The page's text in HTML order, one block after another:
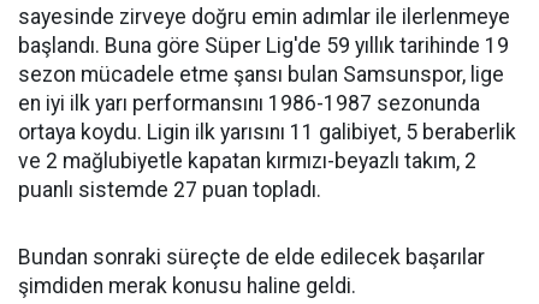
sayesinde zirveye doğru emin adımlar ile ilerlenmeye
başlandı. Buna göre Süper Lig'de 59 yıllık tarihinde 19
sezon mücadele etme şansı bulan Samsunspor, lige
en iyi ilk yarı performansını 1986-1987 sezonunda
ortaya koydu. Ligin ilk yarısını 11 galibiyet, 5 beraberlik
ve 2 mağlubiyetle kapatan kırmızı-beyazlı takım, 2
puanlı sistemde 27 puan topladı.
Bundan sonraki süreçte de elde edilecek başarılar
şimdiden merak konusu haline geldi.